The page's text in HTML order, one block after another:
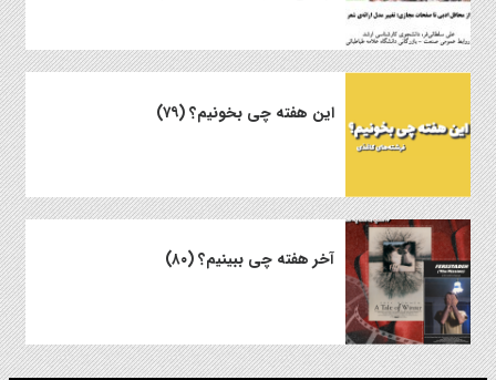
این هفته چی بخونیم؟ (۷۹)
آخر هفته چی ببینیم؟ (۸۰)